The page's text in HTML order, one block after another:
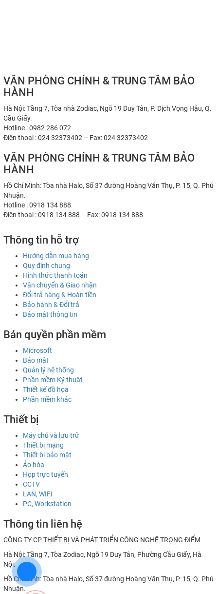
VĂN PHÒNG CHÍNH & TRUNG TÂM BẢO
HÀNH
Hà Nội: Tầng 7, Tòa nhà Zodiac, Ngõ 19 Duy Tân, P. Dịch Vọng Hậu, Q.
Cầu Giấy.
Hotline : 0982 286 072
Điện thoại : 024 32373402 – Fax: 024 32373402
VĂN PHÒNG CHÍNH & TRUNG TÂM BẢO
HÀNH
Hồ Chí Minh: Tòa nhà Halo, Số 37 đường Hoàng Văn Thụ, P. 15, Q. Phú
Nhuận.
Hotline : 0918 134 888
Điện thoại : 0918 134 888 – Fax: 0918 134 888
Thông tin hỗ trợ
Hướng dẫn mua hàng
Quy định chung
Hình thức thanh toán
Vận chuyển & Giao nhận
Đổi trả hàng & Hoàn tiền
Bảo hành & Đổi trả
Bảo mật thông tin
Bản quyền phần mềm
Microsoft
Bảo mật
Quản lý hệ thống
Phần mềm Kỹ thuật
Thiết kế đồ họa
Phần mềm khác
Thiết bị
Máy chủ và lưu trữ
Thiết bị mạng
Thiết bị bảo mật
Ảo hóa
Họp trực tuyến
CCTV
LAN, WIFI
PC, Workstation
Thông tin liên hệ
CÔNG TY CP THIẾT BỊ VÀ PHÁT TRIỂN CÔNG NGHỆ TRỌNG ĐIỂM
Hà Nội: Tầng 7, Tòa Zodiac, Ngõ 19 Duy Tân, Phường Cầu Giấy, Hà
Nội.
Hồ Chí Minh: Tòa nhà Halo, Số 37 đường Hoàng Văn Thụ, P. 15, Q. Phú
Nhuận.